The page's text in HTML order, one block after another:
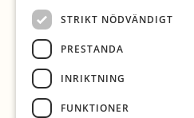
STRIKT NÖDVÄNDIGT
PRESTANDA
INRIKTNING
FUNKTIONER